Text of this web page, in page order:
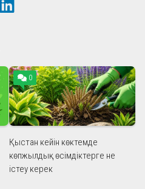
0
Қыстан кейін көктемде
көпжылдық өсімдіктерге не
істеу керек